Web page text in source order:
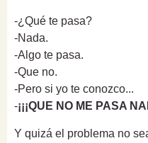
-¿Qué te pasa?
-Nada.
-Algo te pasa.
-Que no.
-Pero si yo te conozco...
-¡¡¡QUE NO ME PASA
Y quizá el problema no